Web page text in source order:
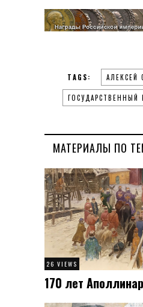
TAGS: АЛЕКСЕЙ
ГОСУДАРСТВЕННЫЙ
МАТЕРИАЛЫ ПО
26 VIEWS
170 лет